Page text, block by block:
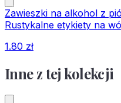
Zawieszki na alkohol z
Rustykalne etykiety na
1.80 zł
Inne z tej kolekcji